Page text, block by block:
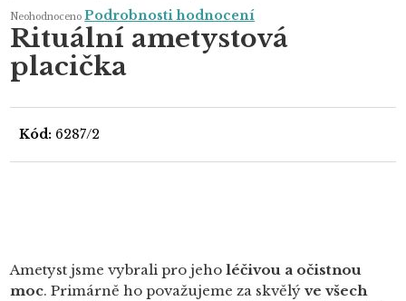
Průměrné
hodnocení
produktu
je
0,0
5
Neohodnoceno Podrobnosti hodnocení
Rituální ametystová
placička
Kód: 6287/2
Ametyst jsme vybrali pro jeho léčivou a očistnou
moc. Primárně ho považujeme za skvělýve všech